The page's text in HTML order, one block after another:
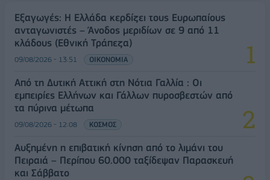
Εξαγωγές: Η Ελλάδα κερδίζει τους Ευρωπαίους
ανταγωνιστές – Άνοδος μεριδίων σε 9 από 11
κλάδους (Εθνική Τράπεζα)
09/08/2026 - 13:51 ΟΙΚΟΝΟΜΙΑ
Από τη Δυτική Αττική στη Νότια Γαλλία : Οι
εμπειρίες Ελλήνων και Γάλλων πυροσβεστών από
τα πύρινα μέτωπα
09/08/2026 - 12:08 ΚΟΣΜΟΣ
Αυξημένη η επιβατική κίνηση από το λιμάνι του
Πειραιά – Περίπου 60.000 ταξίδεψαν Παρασκευή
και Σάββατο